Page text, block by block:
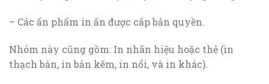
– Các ấn phẩm in ấn được cấp bản quyền.
Nhóm này cũng gồm: In nhãn hiệu hoặc thẻ (in
thạch bản, in bản kẽm, in nổi, và in khác).